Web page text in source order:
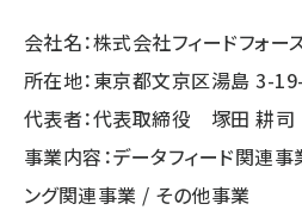
会社名：株式会社フィードフォー
所在地：東京都文京区湯島 3-
代表者：代表取締役 塚田 耕司
事業内容：データフィード関連
ング関連事業 / その他事業